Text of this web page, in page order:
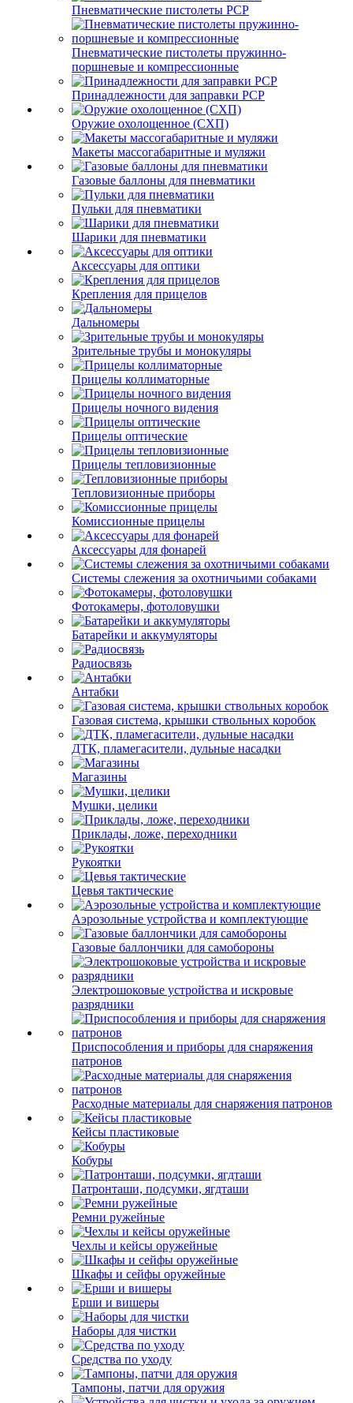
Пневматические пистолеты PCP
Пневматические пистолеты пружинно-
поршневые и компрессионные
Принадлежности для заправки PCP
Оружие охолощенное (СХП)
Макеты массогабаритные и муляжи
Газовые баллоны для пневматики
Пульки для пневматики
Шарики для пневматики
Аксессуары для оптики
Крепления для прицелов
Дальномеры
Зрительные трубы и монокуляры
Прицелы коллиматорные
Прицелы ночного видения
Прицелы оптические
Прицелы тепловизионные
Тепловизионные приборы
Комиссионные прицелы
Аксессуары для фонарей
Системы слежения за охотничьими собаками
Фотокамеры, фотоловушки
Батарейки и аккумуляторы
Радиосвязь
Антабки
Газовая система, крышки ствольных коробок
ДТК, пламегасители, дульные насадки
Магазины
Мушки, целики
Приклады, ложе, переходники
Рукоятки
Цевья тактические
Аэрозольные устройства и комплектующие
Газовые баллончики для самобороны
Электрошоковые устройства и искровые
разрядники
Приспособления и приборы для снаряжения
патронов
Расходные материалы для снаряжения патронов
Кейсы пластиковые
Кобуры
Патронташи, подсумки, ягдташи
Ремни ружейные
Чехлы и кейсы оружейные
Шкафы и сейфы оружейные
Ерши и вишеры
Наборы для чистки
Средства по уходу
Тампоны, патчи для оружия